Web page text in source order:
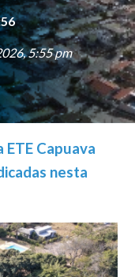
5:55 pm
ETE Capuava
nesta